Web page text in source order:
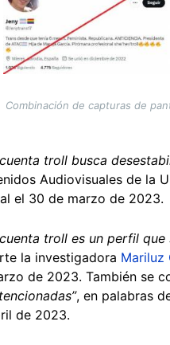
Combinación de capturas de
cuenta troll busca
Audiovisuales de la
el 30 de marzo de 2023.
cuenta troll es un perfil
la investigadora Mariluz
de 2023. También se
, en palabras
de 2023.